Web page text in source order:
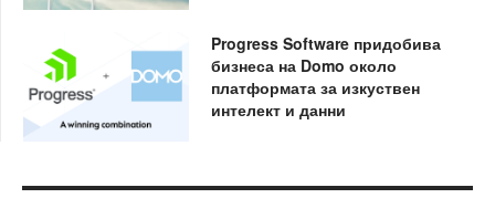
Progress Software придобива
бизнеса на Domo около
платформата за изкуствен
интелект и данни